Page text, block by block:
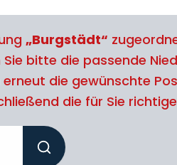
„Burgstädt“
bitte die passende
die gewünschte
die für Sie